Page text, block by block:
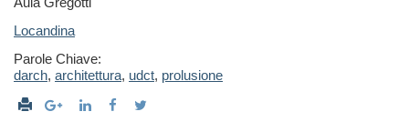
Locandina
Parole Chiave:
darch, architettura, udct, prolusione